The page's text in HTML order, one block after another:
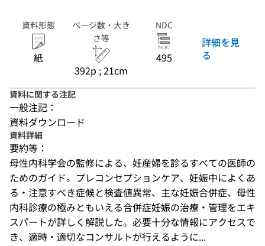
資料形態
紙
ページ数・大き
さ等
392p ; 21cm
NDC
495
詳細を見
る
資料に関する注記
一般注記：
資料ダウンロード
資料詳細
要約等：
母性内科学会の監修による、妊産婦を診るすべての医師の
ためのガイド。プレコンセプションケア、妊娠中によくあ
る・注意すべき症候と検査値異常、主な妊娠合併症、母性
内科診療の極みともいえる合併症妊娠の治療・管理をエキ
スパートが詳しく解説した。必要十分な情報にアクセスで
き、適時・適切なコンサルトが行えるように...